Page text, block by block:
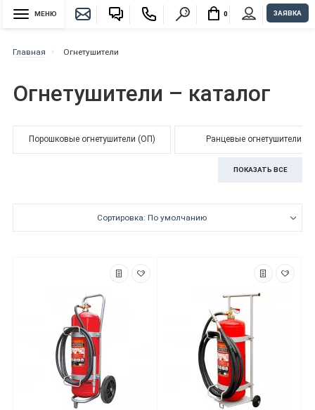
МЕНЮ 0 ЗАЯВКА
Главная Огнетушители
Огнетушители – каталог
Порошковые огнетушители (ОП) Ранцевые огнетушители
ПОКАЗАТЬ ВСЕ
Сортировка: По умолчанию